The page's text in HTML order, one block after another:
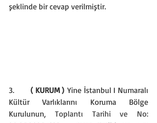
şeklinde bir cevap verilmiştir.
3. ( KURUM ) Yine İstanbul I Numaralı
Kültür Varlıklarını Koruma Bölge
Kurulunun, Toplantı Tarihi ve No: